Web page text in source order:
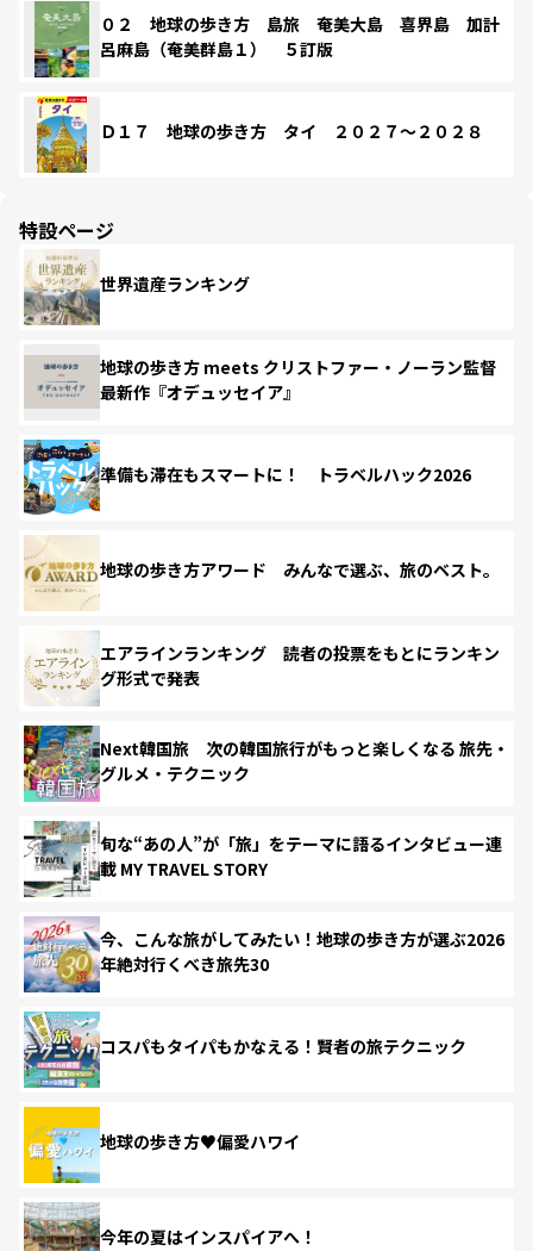
０２ 地球の歩き方 島旅 奄美大島 喜界島 加計
呂麻島（奄美群島１） ５訂版
Ｄ１７ 地球の歩き方 タイ ２０２７～２０２８
特設ページ
世界遺産ランキング
地球の歩き方 meets クリストファー・ノーラン監督
最新作『オデュッセイア』
準備も滞在もスマートに！ トラベルハック2026
地球の歩き方アワード みんなで選ぶ、旅のベスト。
エアラインランキング 読者の投票をもとにランキン
グ形式で発表
Next韓国旅 次の韓国旅行がもっと楽しくなる 旅先・
グルメ・テクニック
旬な“あの人”が「旅」をテーマに語るインタビュー連
載 MY TRAVEL STORY
今、こんな旅がしてみたい！地球の歩き方が選ぶ2026
年絶対行くべき旅先30
コスパもタイパもかなえる！賢者の旅テクニック
地球の歩き方♥偏愛ハワイ
今年の夏はインスパイアへ！